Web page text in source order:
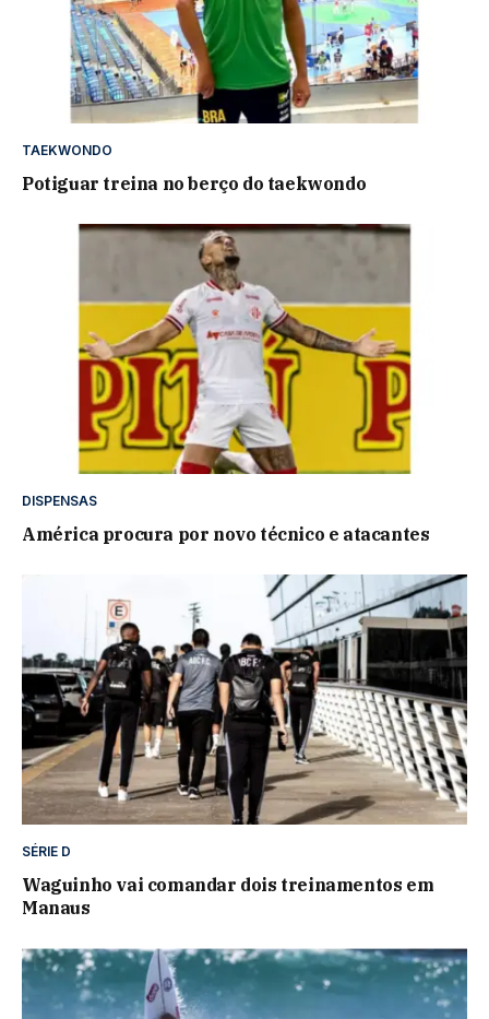
TAEKWONDO
Potiguar treina no berço do taekwondo
DISPENSAS
América procura por novo técnico e atacantes
SÉRIE D
Waguinho vai comandar dois treinamentos em
Manaus